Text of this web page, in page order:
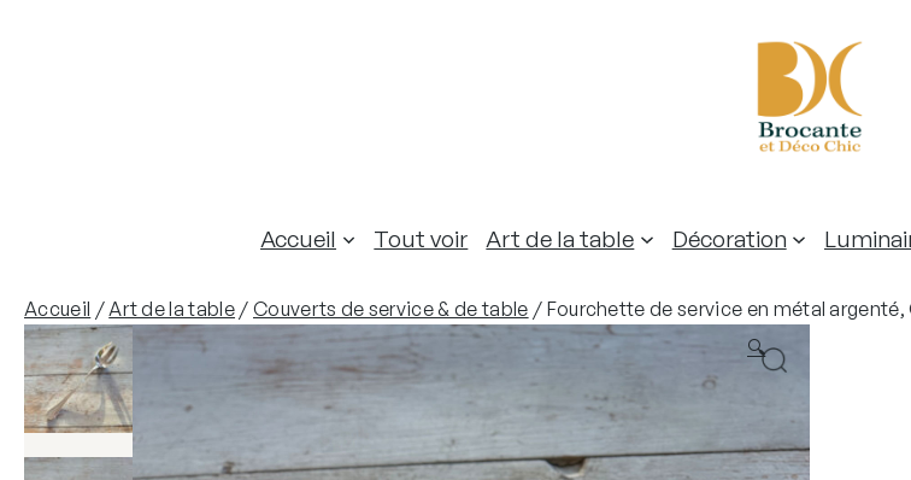
Accueil Tout voir Art de la table Décoration
Accueil /Art de la table / Couverts de service & de table / Fourchette de service en métal
🔍